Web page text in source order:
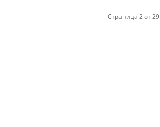
Страница 2 от 29